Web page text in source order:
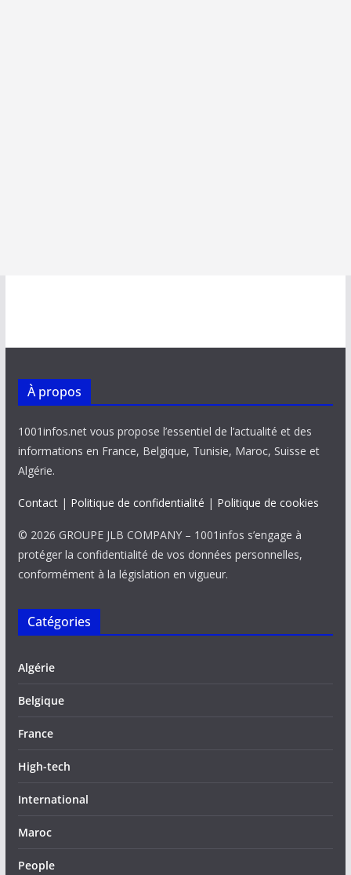
À propos
1001infos.net vous propose l’essentiel de l’actualité et des
informations en France, Belgique, Tunisie, Maroc, Suisse et
Algérie.
Contact| Politique de confidentialité | Politique de cookies
© 2026 GROUPE JLB COMPANY – 1001infos s’engage à
protéger la confidentialité de vos données personnelles,
conformément à la législation en vigueur.
Catégories
Algérie
Belgique
France
High-tech
International
Maroc
People